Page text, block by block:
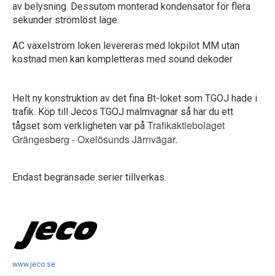
av belysning. Dessutom monterad kondensator för flera
sekunder strömlöst läge.
AC växelström loken levereras med lokpilot MM utan
kostnad men kan kompletteras med sound dekoder
Helt ny konstruktion av det fina Bt-loket som TGOJ hade i
trafik. Köp till Jecos TGOJ malmvagnar så har du ett
tågset som verkligheten var på Trafikaktiebolaget
Grängesberg - Oxelösunds Järnvägar.
Endast begränsade serier tillverkas.
www.jeco.se